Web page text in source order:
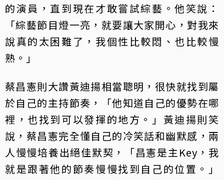
的演員，直到現在才敢嘗試綜藝。他笑說：
「綜藝節目燈一亮，就要讓大家開心，對我來
說真的太困難了，我個性比較悶、也比較慢
熟。」
蔡昌憲則大讚黃迪揚相當聰明，很快就找到屬
於自己的主持節奏，「他知道自己的優勢在哪
裡，也找到可以發揮的地方。」黃迪揚則笑
說，蔡昌憲完全懂自己的冷笑話和幽默感，兩
人慢慢培養出絕佳默契，「昌憲是主Key，我
就是跟著他的節奏慢慢找到自己的位置。」